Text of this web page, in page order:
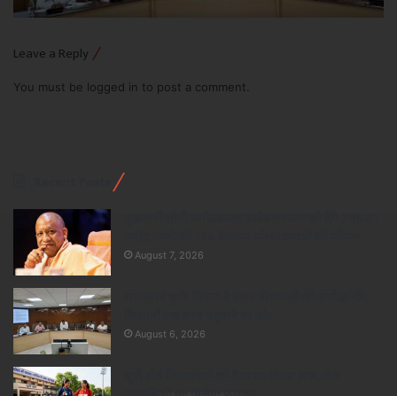
Leave a Reply
You must be logged in to post a comment.
August 7, 2026
August 6, 2026